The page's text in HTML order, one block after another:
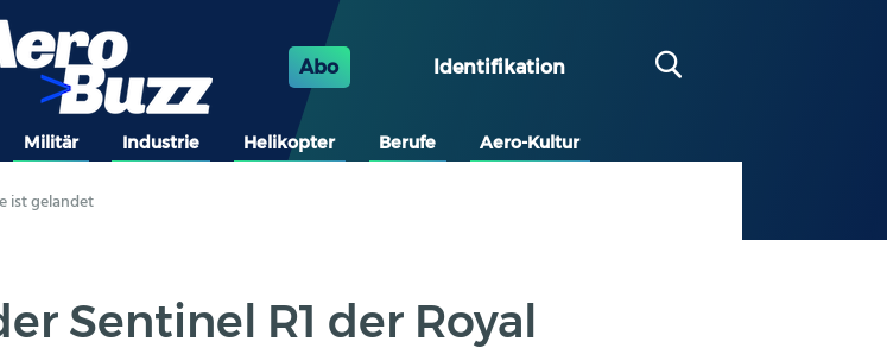
Abo Identifikation
Militär Industrie Helikopter Berufe Aero-Kultur
ist gelandet
Sentinel R1 der Royal